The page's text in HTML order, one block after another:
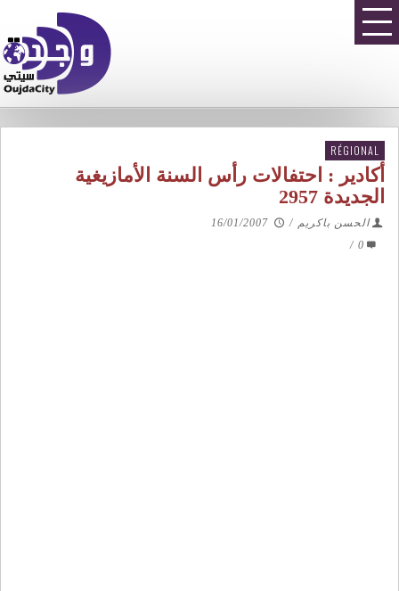
RÉGIONAL
أكادير : احتفالات رأس السنة الأمازيغية
الجديدة 2957
الحسن باكريم /
16/01/2007
0
/